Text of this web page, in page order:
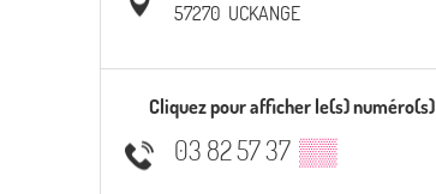
57270 UCKANGE
Cliquez pour afficher le(s) numéro(s)
03 82 57 37 ▒▒